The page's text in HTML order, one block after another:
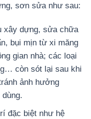
sơn sửa như sau:
xây dựng, sửa chữa
bụi mịn từ xi măng
gian nhà; các loại
còn sót lại sau khi
ảnh hưởng
đặc biệt như hệ